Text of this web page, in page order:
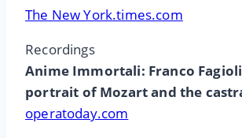
The New York.times.com
Recordings
Anime Immortali: Franco
portrait of Mozart and the
operatoday.com